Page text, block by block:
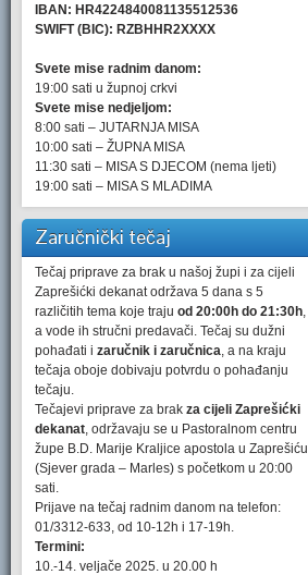
IBAN: HR4224840081135512536
SWIFT (BIC): RZBHHR2XXXX
Svete mise radnim danom:
19:00 sati u župnoj crkvi
Svete mise nedjeljom:
8:00 sati – JUTARNJA MISA
10:00 sati – ŽUPNA MISA
11:30 sati – MISA S DJECOM (nema ljeti)
19:00 sati – MISA S MLADIMA
Zaručnički tečaj
Tečaj priprave za brak u našoj župi i za cijeli
Zaprešićki dekanat održava 5 dana s 5
različitih tema koje traju od 20:00h do 21:30h,
a vode ih stručni predavači. Tečaj su dužni
pohađati i zaručnik i zaručnica, a na kraju
tečaja oboje dobivaju potvrdu o pohađanju
tečaju.
Tečajevi priprave za brak za cijeli Zaprešićki
dekanat, održavaju se u Pastoralnom centru
župe B.D. Marije Kraljice apostola u Zaprešiću
(Sjever grada – Marles) s početkom u 20:00
sati.
Prijave na tečaj radnim danom na telefon:
01/3312-633, od 10-12h i 17-19h.
Termini:
10.-14. veljače 2025. u 20.00 h